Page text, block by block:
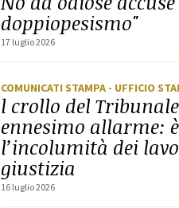
doppiopesismo"
17 luglio 2026
COMUNICATI STAMPA - UFFICIO
l crollo del
ennesimo allarme:
l’incolumità dei
giustizia
16 luglio 2026